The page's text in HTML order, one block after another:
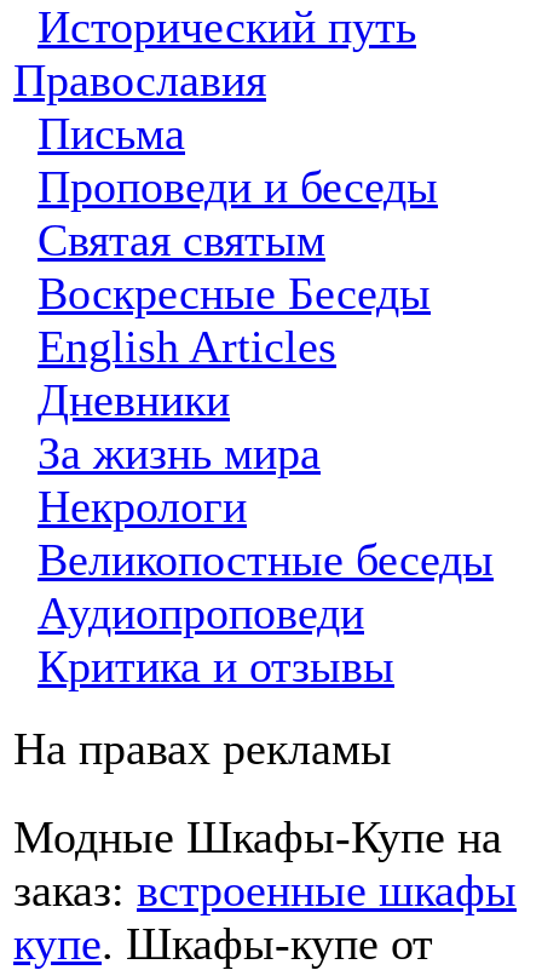
Исторический путь
Православия
Письма
Проповеди и беседы
Святая святым
Воскресные Беседы
English Articles
Дневники
За жизнь мира
Некрологи
Великопостные беседы
Аудиопроповеди
Критика и отзывы
На правах рекламы
Модные Шкафы-Купе на
заказ: встроенные шкафы
купе. Шкафы-купе от